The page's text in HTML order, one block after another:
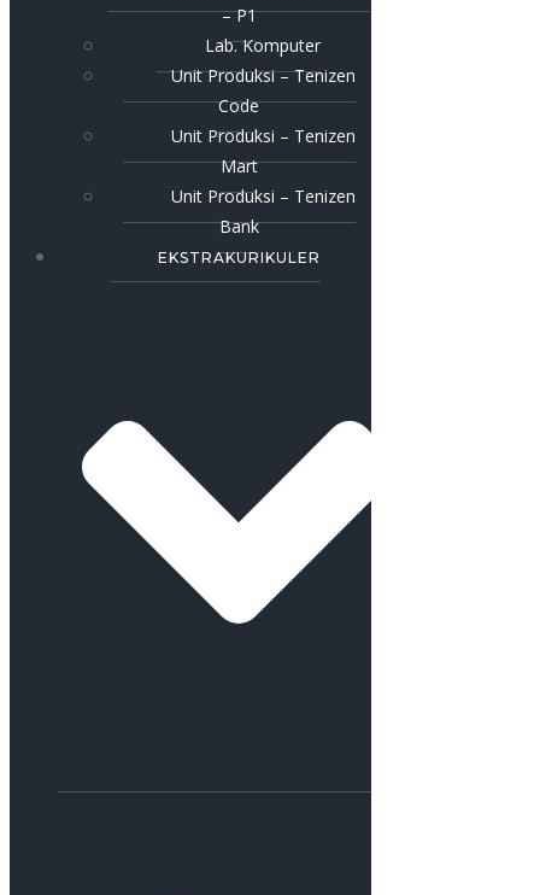
– P1
Lab. Komputer
Unit Produksi – Tenizen
Code
Unit Produksi – Tenizen
Mart
Unit Produksi – Tenizen
Bank
EKSTRAKURIKULER